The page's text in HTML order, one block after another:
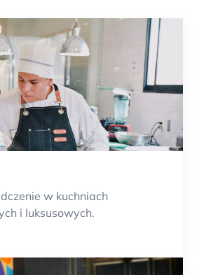
w kuchniach
i luksusowych.